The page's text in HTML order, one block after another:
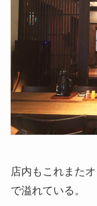
店内もこれまた
で溢れている。